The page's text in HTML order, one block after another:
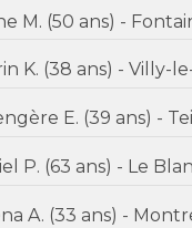
Karine M. (50 ans) -
Muriel P. (63 ans) -
Orlena A. (33 ans) -